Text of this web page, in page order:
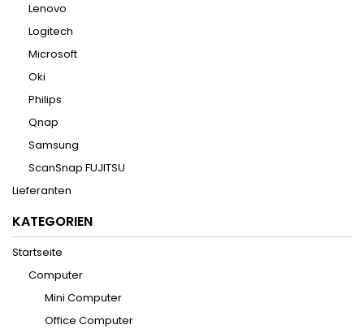
Lenovo
Logitech
Microsoft
Oki
Philips
Qnap
Samsung
ScanSnap FUJITSU
Lieferanten
KATEGORIEN
Startseite
Computer
Mini Computer
Office Computer